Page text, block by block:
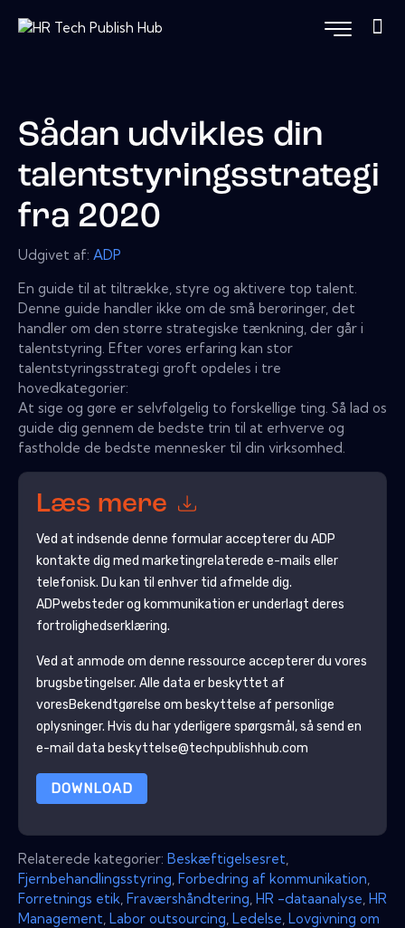
Sådan udvikles din
talentstyringsstrategi
fra 2020
Udgivet af: ADP
En guide til at tiltrække, styre og aktivere top talent.
Denne guide handler ikke om de små berøringer, det
handler om den større strategiske tænkning, der går i
talentstyring. Efter vores erfaring kan stor
talentstyringsstrategi groft opdeles i tre
hovedkategorier:
At sige og gøre er selvfølgelig to forskellige ting. Så lad os
guide dig gennem de bedste trin til at erhverve og
fastholde de bedste mennesker til din virksomhed.
Læs mere
Ved at indsende denne formular accepterer du ADP
kontakte dig med marketingrelaterede e-mails eller
telefonisk. Du kan til enhver tid afmelde dig.
ADPwebsteder og kommunikation er underlagt deres
fortrolighedserklæring.
Ved at anmode om denne ressource accepterer du vores
brugsbetingelser. Alle data er beskyttet af
voresBekendtgørelse om beskyttelse af personlige
oplysninger. Hvis du har yderligere spørgsmål, så send en
e-mail data beskyttelse@techpublishhub.com
DOWNLOAD
Relaterede kategorier: Beskæftigelsesret
Fjernbehandlingsstyring Forbedring af kommunikation
Forretnings etik Fraværshåndtering HR -dataanalyse HR
Management Labor outsourcing Ledelse Lovgivning om